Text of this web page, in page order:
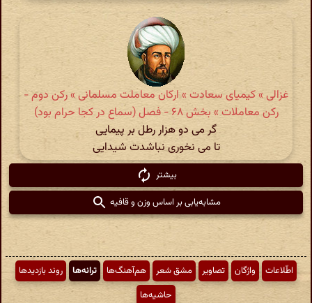
غزالی » کیمیای سعادت » ارکان معاملت مسلمانی » رکن دوم -
رکن معاملات » بخش ۶۸ - فصل (سماع در کجا حرام بود)
گر می دو هزار رطل بر پیمایی
تا می نخوری نباشدت شیدایی
بیشتر
مشابه‌یابی بر اساس وزن و قافیه
اطّلاعات واژگان تصاویر مشق شعر هم‌آهنگ‌ها ترانه‌ها
روند بازدیدها
حاشیه‌ها